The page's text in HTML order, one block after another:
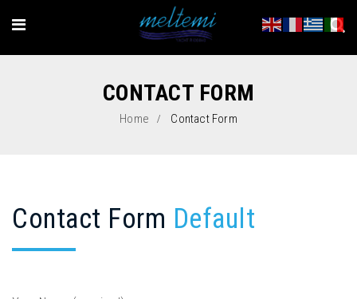
CONTACT FORM
Home Contact Form
Contact Form Default